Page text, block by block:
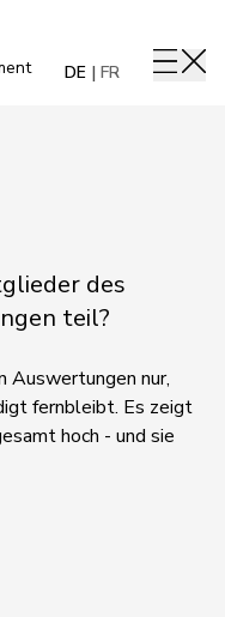
DE FR
des
teil?
Auswertungen nur,
fernbleibt. Es zeigt
hoch - und sie